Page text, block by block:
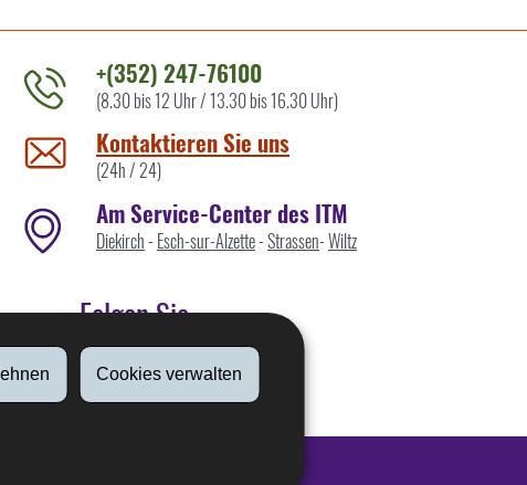
Cookies verwalten
Kontaktieren
Sie
uns
+(352) 247-76100
(8.30 bis 12 Uhr / 13.30 bis 16.30 Uhr)
Kontaktieren Sie uns
(24h / 24)
Am Service-Center des ITM
Diekirch- Esch-sur-Alzette-Strassen-Wiltz
Folgen Sie
Linkedin